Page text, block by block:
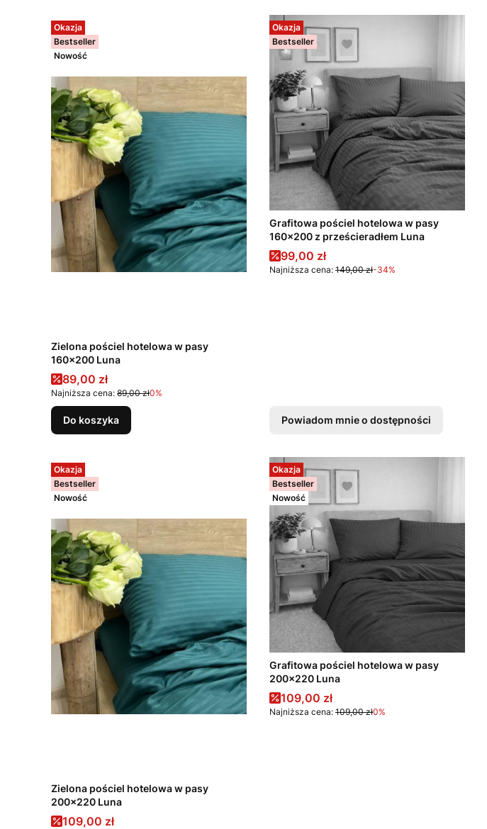
Okazja
Bestseller
Nowość
Zielona pościel hotelowa w pasy
160x200 Luna
Cena promocyjna
89,00 zł
Najniższa cena: 89,00 zł0%
Do koszyka
Okazja
Bestseller
Grafitowa pościel hotelowa w pasy
160x200 z prześcieradłem Luna
Cena promocyjna
99,00 zł
Najniższa cena: 149,00 zł-34%
Powiadom mnie o dostępności
Okazja
Bestseller
Nowość
Zielona pościel hotelowa w pasy
200x220 Luna
Cena promocyjna
109,00 zł
Okazja
Bestseller
Nowość
Grafitowa pościel hotelowa w pasy
200x220 Luna
Cena promocyjna
109,00 zł
Najniższa cena: 109,00 zł0%